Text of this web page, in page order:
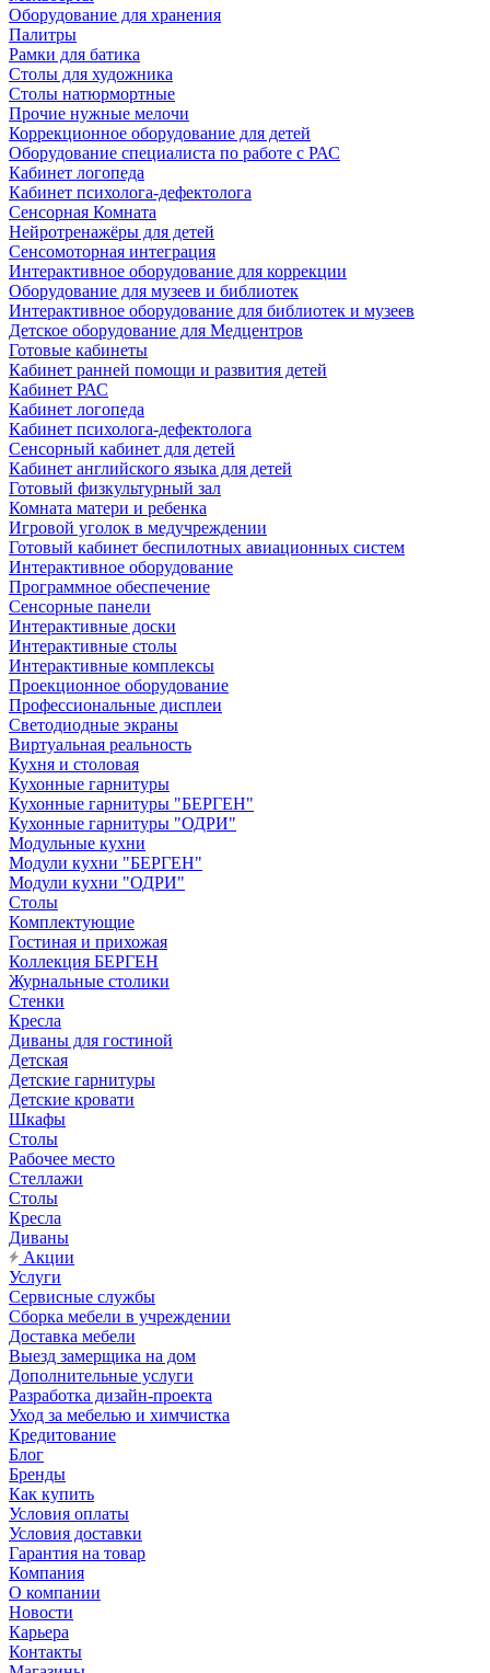
Оборудование для хранения
Палитры
Рамки для батика
Столы для художника
Столы натюрмортные
Прочие нужные мелочи
Коррекционное оборудование для детей
Оборудование специалиста по работе с РАС
Кабинет логопеда
Кабинет психолога-дефектолога
Сенсорная Комната
Нейротренажёры для детей
Сенсомоторная интеграция
Интерактивное оборудование для коррекции
Оборудование для музеев и библиотек
Интерактивное оборудование для библиотек и музеев
Детское оборудование для Медцентров
Готовые кабинеты
Кабинет ранней помощи и развития детей
Кабинет РАС
Кабинет логопеда
Кабинет психолога-дефектолога
Сенсорный кабинет для детей
Кабинет английского языка для детей
Готовый физкультурный зал
Комната матери и ребенка
Игровой уголок в медучреждении
Готовый кабинет беспилотных авиационных систем
Интерактивное оборудование
Программное обеспечение
Сенсорные панели
Интерактивные доски
Интерактивные столы
Интерактивные комплексы
Проекционное оборудование
Профессиональные дисплеи
Светодиодные экраны
Виртуальная реальность
Кухня и столовая
Кухонные гарнитуры
Кухонные гарнитуры "БЕРГЕН"
Кухонные гарнитуры "ОДРИ"
Модульные кухни
Модули кухни "БЕРГЕН"
Модули кухни "ОДРИ"
Столы
Комплектующие
Гостиная и прихожая
Коллекция БЕРГЕН
Журнальные столики
Стенки
Кресла
Диваны для гостиной
Детская
Детские гарнитуры
Детские кровати
Шкафы
Столы
Рабочее место
Стеллажи
Столы
Кресла
Диваны
Акции
Услуги
Сервисные службы
Сборка мебели в учреждении
Доставка мебели
Выезд замерщика на дом
Дополнительные услуги
Разработка дизайн-проекта
Уход за мебелью и химчистка
Кредитование
Блог
Бренды
Как купить
Условия оплаты
Условия доставки
Гарантия на товар
Компания
О компании
Новости
Карьера
Контакты